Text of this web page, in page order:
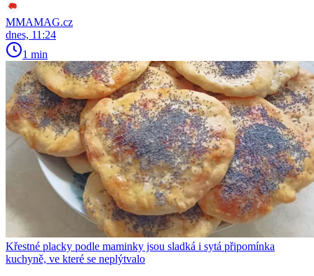
MMAMAG.cz
dnes, 11:24
1 min
Křestné placky podle maminky jsou sladká i sytá připomínka
kuchyně, ve které se neplýtvalo